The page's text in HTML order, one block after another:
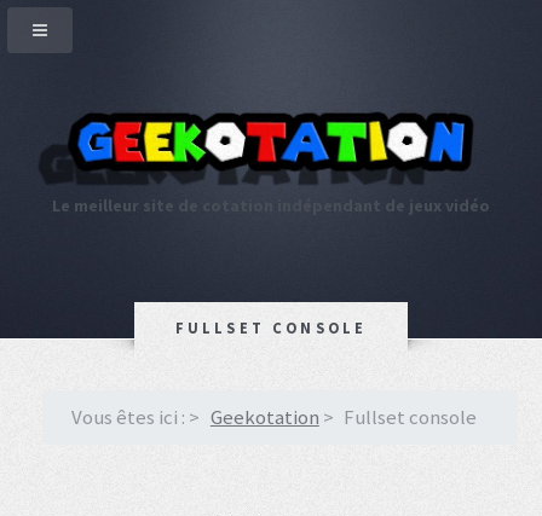
Le meilleur site de cotation indépendant de jeux vidéo
FULLSET CONSOLE
Vous êtes ici : Geekotation Fullset console